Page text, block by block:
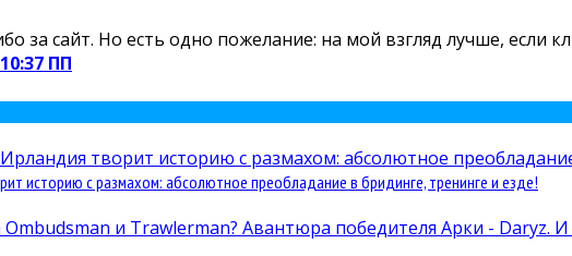
за сайт. Но есть одно пожелание: на мой взгляд лучше, если
ПП
историю с размахом: абсолютное преобладание в бридинге, тренинге и езде!